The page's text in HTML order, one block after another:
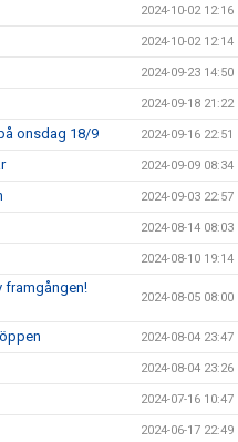
2024-10-02 12:16
2024-10-02 12:14
2024-09-23 14:50
2024-09-18 21:22
onsdag 18/9 2024-09-16 22:51
2024-09-09 08:34
2024-09-03 22:57
2024-08-14 08:03
2024-08-10 19:14
framgången!
2024-08-05 08:00
2024-08-04 23:47
2024-08-04 23:26
2024-07-16 10:47
2024-06-17 22:49